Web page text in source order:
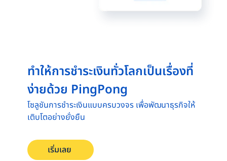
ทำให้การชำระเงินทั่วโลกเป็นเรื่องที่
ง่ายด้วย PingPong
โซลูชันการชำระเงินแบบครบวงจร เพื่อพัฒนาธุรกิจให้
เติบโตอย่างยั่งยืน
เริ่มเลย